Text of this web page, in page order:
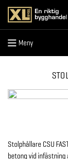
Meny
Meny
Stolphållare CSU
betong vid